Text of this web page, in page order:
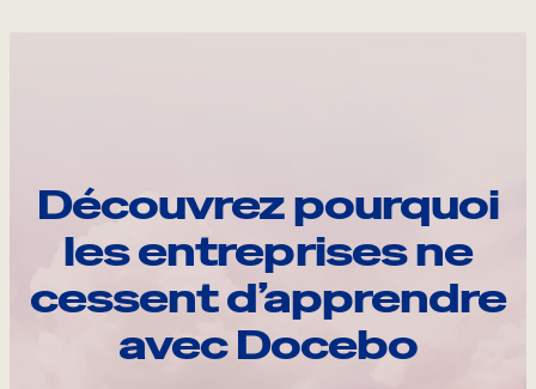
Découvrez pourquoi
les entreprises ne
cessent d’apprendre
avec Docebo